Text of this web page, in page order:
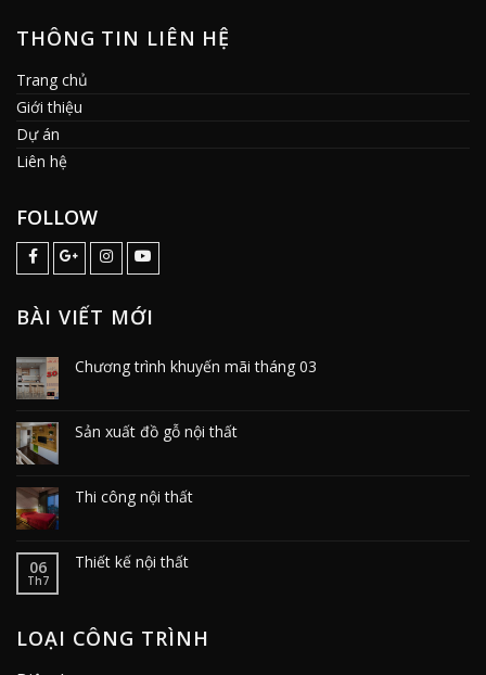
THÔNG TIN LIÊN HỆ
Trang chủ
Giới thiệu
Dự án
Liên hệ
FOLLOW
BÀI VIẾT MỚI
Chương trình khuyến mãi tháng 03
Sản xuất đồ gỗ nội thất
Thi công nội thất
06
Th7
Thiết kế nội thất
LOẠI CÔNG TRÌNH